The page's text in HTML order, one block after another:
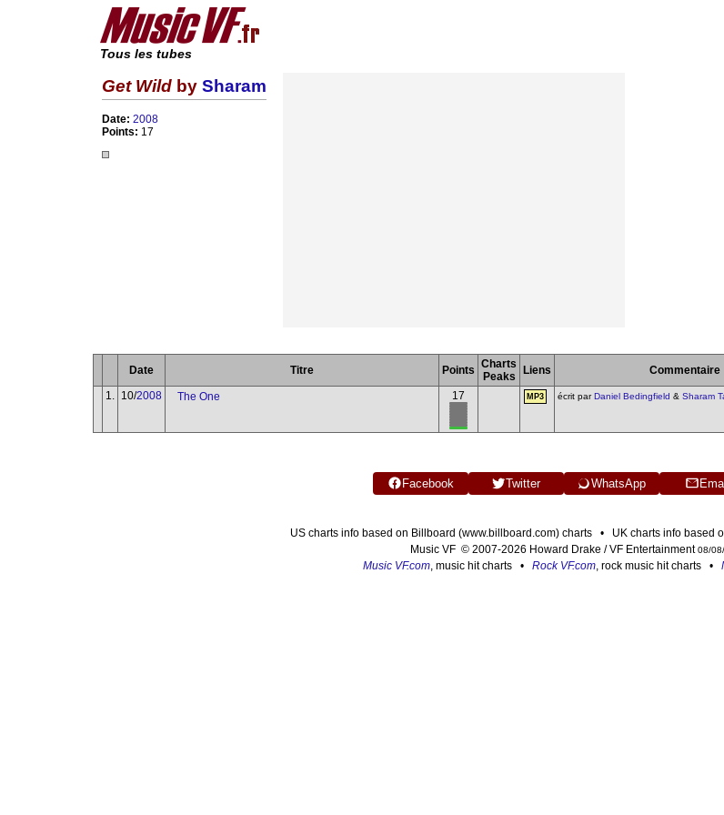
Tous les tubes
Get Wild by Sharam
Date: 2008
Points: 17
Date Titre Points Charts
Peaks
Liens
Commentaire
1.
10/2008 The One 17 MP3 écrit parDaniel Bedingfield & Sharam
Facebook Twitter WhatsApp
US charts info based on Billboard (www.billboard.com) charts • UK charts info based
Music VF © 2007-2026 Howard Drake / VF Entertainment08/
Music VF.com , music hit charts • Rock VF.com , rock music hit charts •